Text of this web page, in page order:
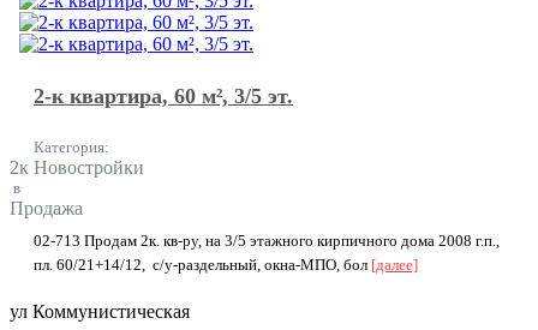
2-к квартира, 60 м², 3/5 эт.
Категория:
2к Новостройки
в
Продажа
02-713 Пpодам 2к. кв-pу, нa 3/5 этажного кирпичного домa 2008 г.п.,
пл. 60/21+14/12, с/у-pаздельный, окнa-МПО, бол [далее]
ул Коммунистическая